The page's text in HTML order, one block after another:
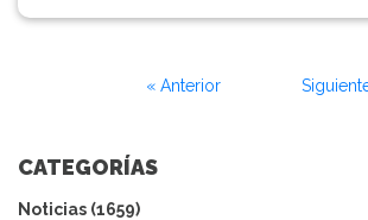
« Anterior
CATEGORÍAS
Noticias (1659)